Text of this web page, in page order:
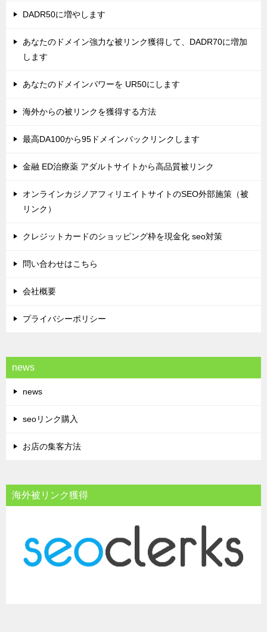
DADR50に増やします
あなたのドメイン強力な被リンク獲得して、DADR70に増加
します
あなたのドメインパワーを UR50にします
海外からの被リンクを獲得する方法
最高DA100から95ドメインバックリンクします
金融 ED治療薬 アダルトサイトから高品質被リンク
オンラインカジノアフィリエイトサイトのSEO外部施策（被
リンク）
クレジットカードのショッピング枠を現金化 seo対策
問い合わせはこちら
会社概要
プライバシーポリシー
news
news
seoリンク購入
お店の集客方法
海外被リンク獲得